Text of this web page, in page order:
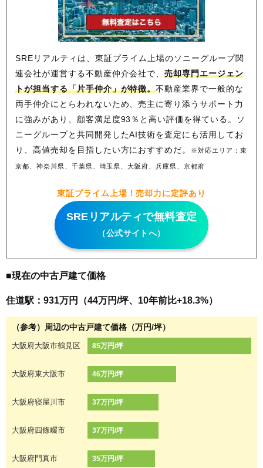
SREリアルティは、東証プライム上場のソニーグループ関
連会社が運営する不動産仲介会社で、売却専門エージェン
トが担当する「片手仲介」が特徴。不動産業界で一般的な
両手仲介にとらわれないため、売主に寄り添うサポート力
に強みがあり、顧客満足度93％と高い評価を得ている。ソ
ニーグループと共同開発したAI技術を査定にも活用してお
り、高値売却を目指したい方におすすめだ。
※対応エリア：東
京都、神奈川県、千葉県、埼玉県、大阪府、兵庫県、京都府
東証プライム上場！売却力に定評あり
SREリアルティで無料査定
（公式サイトへ）
■現在の中古戸建て価格
住道駅：931万円（44万円/坪、10年前比+18.3%）
（参考）周辺の中古戸建て価格（万円/坪）
大阪府大阪市鶴見区 85万円/坪
大阪府東大阪市 46万円/坪
大阪府寝屋川市 37万円/坪
大阪府四條畷市 37万円/坪
大阪府門真市 35万円/坪